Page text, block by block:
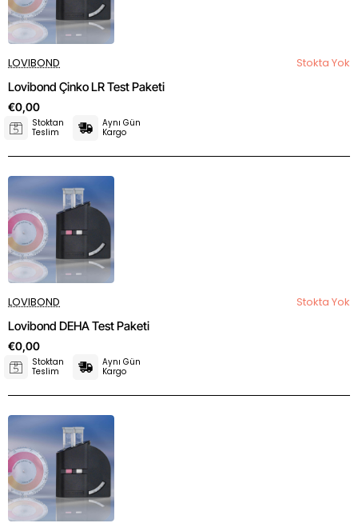
LOVIBOND
Stokta Yok
Lovibond Çinko LR Test Paketi
€0,00
Stoktan
Teslim
Aynı Gün
Kargo
LOVIBOND
Stokta Yok
Lovibond DEHA Test Paketi
€0,00
Stoktan
Teslim
Aynı Gün
Kargo